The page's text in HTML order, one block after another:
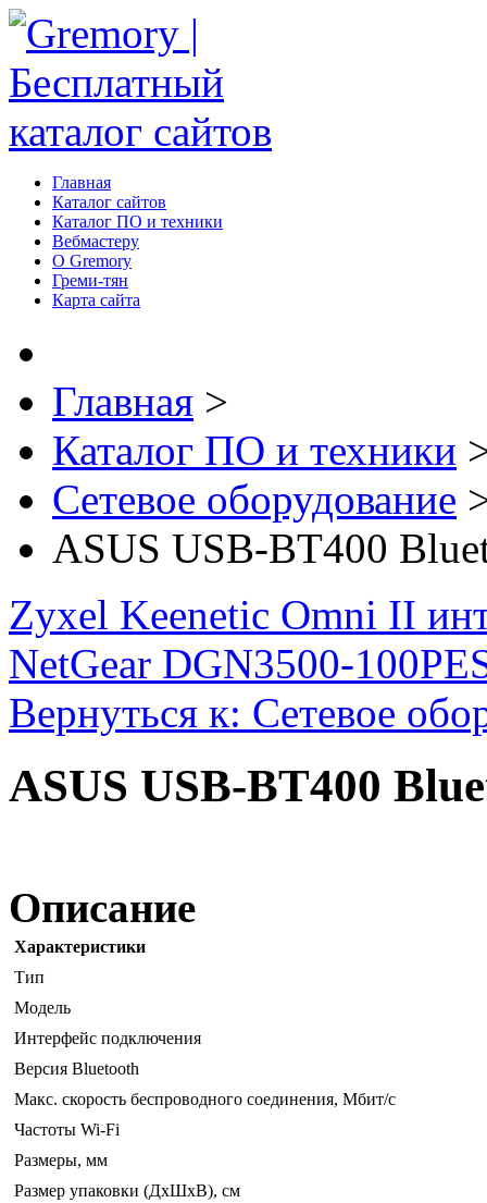
Главная
Каталог сайтов
Каталог ПО и техники
Вебмастеру
О Gremory
Греми-тян
Карта сайта
Главная >
Каталог ПО и техники
Сетевое оборудование
ASUS USB-BT400
Zyxel Keenetic Omni II
NetGear DGN3500-
Вернуться к: Сетевое
ASUS USB-BT400
Описание
Характеристики
Тип
Модель
Интерфейс подключения
Версия Bluetooth
Макс. скорость беспроводного соединения, Мбит/с
Частоты Wi-Fi
Размеры, мм
Размер упаковки (ДхШхВ), см